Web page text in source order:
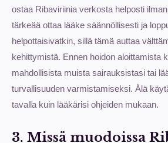
ostaa Ribaviriinia verkosta helposti
tärkeää ottaa lääke säännöllisesti ja
helpottaisivatkin, sillä tämä auttaa
kehittymistä. Ennen hoidon aloittamista
mahdollisista muista sairauksistasi tai
turvallisuuden varmistamiseksi. Älä
tavalla kuin lääkärisi ohjeiden mukaan.
3. Missä muodoissa